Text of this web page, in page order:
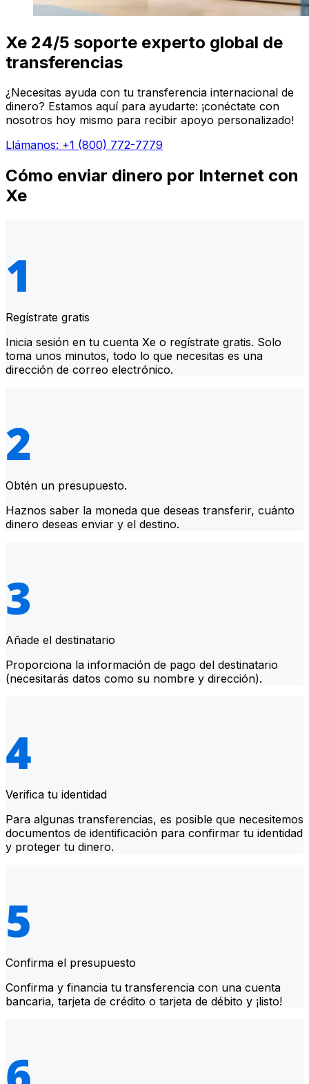
Xe 24/5 soporte experto global de
transferencias
¿Necesitas ayuda con tu transferencia internacional de
dinero? Estamos aquí para ayudarte: ¡conéctate con
nosotros hoy mismo para recibir apoyo personalizado!
Llámanos: +1 (800) 772-7779
Cómo enviar dinero por Internet con
Xe
Regístrate gratis
Inicia sesión en tu cuenta Xe o regístrate gratis. Solo
toma unos minutos, todo lo que necesitas es una
dirección de correo electrónico.
Obtén un presupuesto.
Haznos saber la moneda que deseas transferir, cuánto
dinero deseas enviar y el destino.
Añade el destinatario
Proporciona la información de pago del destinatario
(necesitarás datos como su nombre y dirección).
Verifica tu identidad
Para algunas transferencias, es posible que necesitemos
documentos de identificación para confirmar tu identidad
y proteger tu dinero.
Confirma el presupuesto
Confirma y financia tu transferencia con una cuenta
bancaria, tarjeta de crédito o tarjeta de débito y ¡listo!